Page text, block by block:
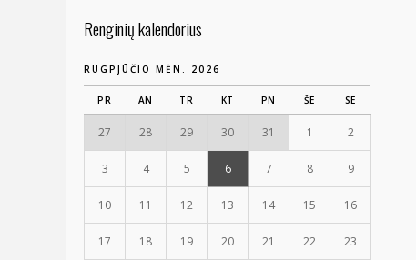
Renginių kalendorius
RUGPJŪČIO MĖN. 2026
PR AN TR KT PN ŠE SE
27 28 29 30 31 1 2
3 4 5 6 7 8 9
10 11 12 13 14 15 16
17 18 19 20 21 22 23